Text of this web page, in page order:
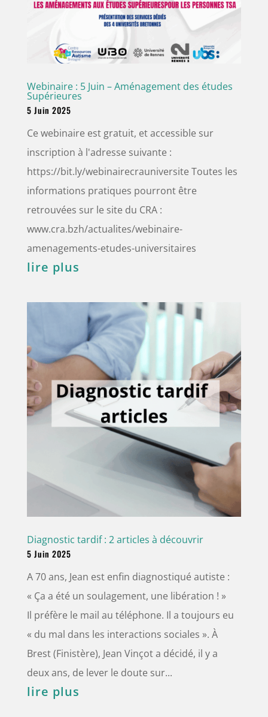
Webinaire : 5 Juin – Aménagement des études
Supérieures
5 Juin 2025
Ce webinaire est gratuit, et accessible sur
inscription à l'adresse suivante :
https://bit.ly/webinairecrauniversite Toutes les
informations pratiques pourront être
retrouvées sur le site du CRA :
www.cra.bzh/actualites/webinaire-
amenagements-etudes-universitaires
lire plus
Diagnostic tardif : 2 articles à découvrir
5 Juin 2025
A 70 ans, Jean est enfin diagnostiqué autiste :
« Ça a été un soulagement, une libération ! »
Il préfère le mail au téléphone. Il a toujours eu
« du mal dans les interactions sociales ». À
Brest (Finistère), Jean Vinçot a décidé, il y a
deux ans, de lever le doute sur...
lire plus